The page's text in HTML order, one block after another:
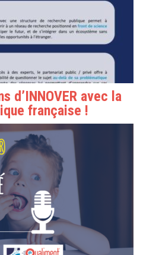
d’INNOVER avec la
française !